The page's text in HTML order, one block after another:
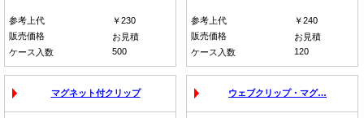
参考上代
￥230
販売価格
お見積
ケース入数
500
参考上代
￥240
販売価格
お見積
ケース入数
120
マグネット付クリップ ウェブクリップ・マグ…